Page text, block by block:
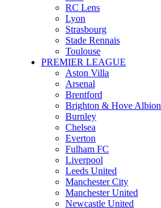
RC Lens
Lyon
Strasbourg
Stade Rennais
Toulouse
PREMIER LEAGUE
Aston Villa
Arsenal
Brentford
Brighton & Hove Albion
Burnley
Chelsea
Everton
Fulham FC
Liverpool
Leeds United
Manchester City
Manchester United
Newcastle United